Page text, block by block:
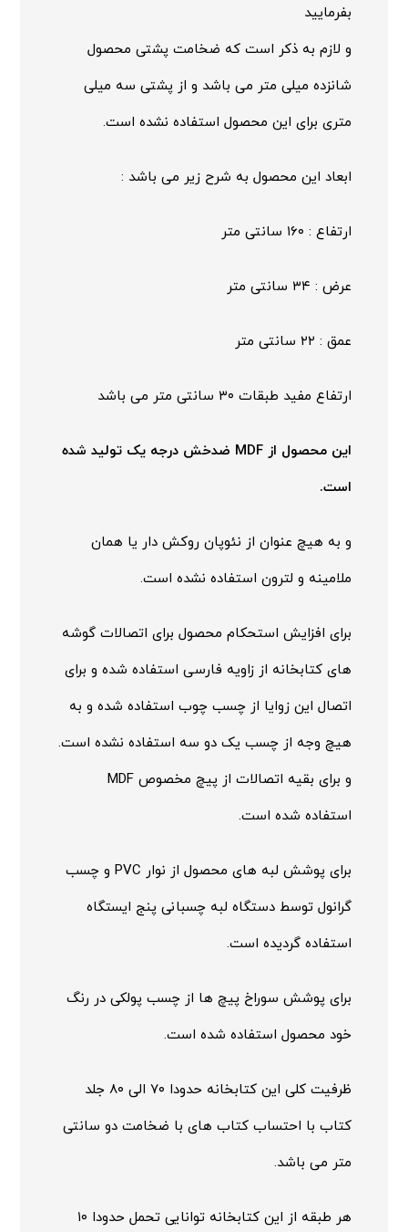
بفرمایید
و لازم به ذکر است که ضخامت پشتی محصول
شانزده میلی متر می باشد و از پشتی سه میلی
متری برای این محصول استفاده نشده است.
ابعاد این محصول به شرح زیر می باشد :
ارتفاع : ۱۶۰ سانتی متر
عرض : ۳۴ سانتی متر
عمق : ۲۲ سانتی متر
ارتفاع مفید طبقات ۳۰ سانتی متر می باشد
این محصول از MDF ضدخش درجه یک تولید شده
است.
و به هیچ عنوان از نئوپان روکش دار یا همان
ملامینه و لترون استفاده نشده است.
برای افزایش استحکام محصول برای اتصالات گوشه
های کتابخانه از زاویه فارسی استفاده شده و برای
اتصال این زوایا از چسب چوب استفاده شده و به
هیچ وجه از چسب یک دو سه استفاده نشده است.
و برای بقیه اتصالات از پیچ مخصوص MDF
استفاده شده است.
برای پوشش لبه های محصول از نوار PVC و چسب
گرانول توسط دستگاه لبه چسبانی پنج ایستگاه
استفاده گردیده است.
برای پوشش سوراخ پیچ ها از چسب پولکی در رنگ
خود محصول استفاده شده است.
ظرفیت کلی این کتابخانه حدودا ۷۰ الی ۸۰ جلد
کتاب با احتساب کتاب های با ضخامت دو سانتی
متر می باشد.
هر طبقه از این کتابخانه توانایی تحمل حدودا ۱۰